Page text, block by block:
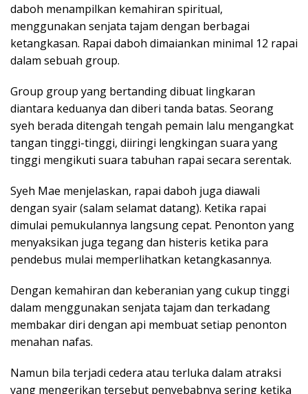
daboh menampilkan kemahiran spiritual,
menggunakan senjata tajam dengan berbagai
ketangkasan. Rapai daboh dimaiankan minimal 12 rapai
dalam sebuah group.
Group group yang bertanding dibuat lingkaran
diantara keduanya dan diberi tanda batas. Seorang
syeh berada ditengah tengah pemain lalu mengangkat
tangan tinggi-tinggi, diiringi lengkingan suara yang
tinggi mengikuti suara tabuhan rapai secara serentak.
Syeh Mae menjelaskan, rapai daboh juga diawali
dengan syair (salam selamat datang). Ketika rapai
dimulai pemukulannya langsung cepat. Penonton yang
menyaksikan juga tegang dan histeris ketika para
pendebus mulai memperlihatkan ketangkasannya.
Dengan kemahiran dan keberanian yang cukup tinggi
dalam menggunakan senjata tajam dan terkadang
membakar diri dengan api membuat setiap penonton
menahan nafas.
Namun bila terjadi cedera atau terluka dalam atraksi
yang mengerikan tersebut penyebabnya sering ketika